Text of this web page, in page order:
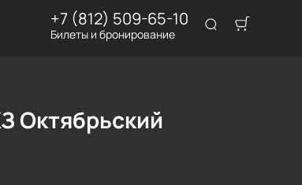
+7 (812) 509-65-10
Билеты и бронирование
Октябрьский